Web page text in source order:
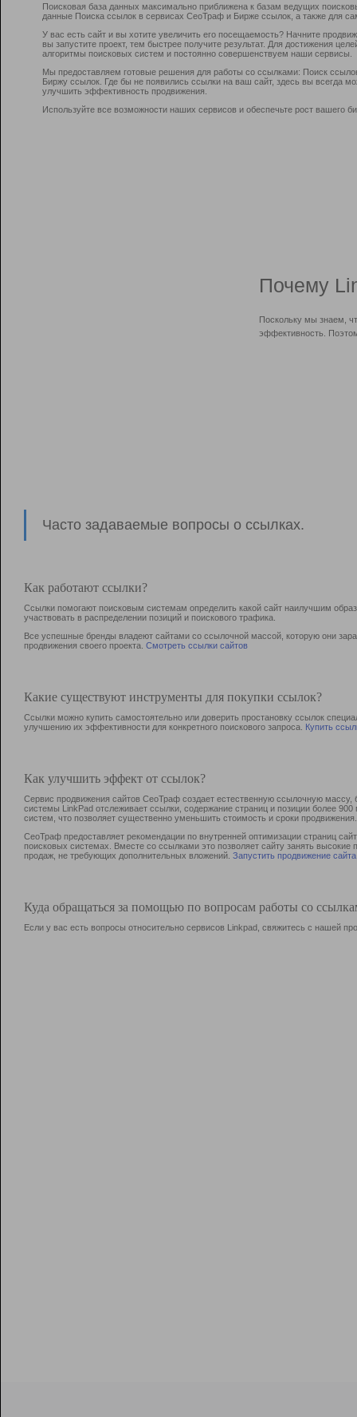
Поисковая база данных максимально приближена к базам ведущих
данные Поиска ссылок в сервисах СеоТраф и Бирже ссылок, а также для
У вас есть сайт и вы хотите увеличить его посещаемость? Начните
вы запустите проект, тем быстрее получите результат. Для достижения
алгоритмы поисковых систем и постоянно совершенствуем наши сервисы.
Мы предоставляем готовые решения для работы со ссылками: Поиск
Биржу ссылок. Где бы не появились ссылки на ваш сайт, здесь вы всегда
улучшить эффективность продвижения.
Используйте все возможности наших сервисов и обеспечьте рост вашего
Почему
Поскольку мы знаем,
эффективность.
Часто задаваемые вопросы о ссылках.
Как работают ссылки?
Ссылки помогают поисковым системам определить какой сайт наилучшим
участвовать в раcпределении позиций и поискового трафика.
Все успешные бренды владеют сайтами со ссылочной массой, которую они
продвижения своего проекта. Смотреть ссылки сайтов
Какие существуют инструменты для покупки ссылок?
Ссылки можно купить самостоятельно или доверить простановку ссылок
улучшению их эффективности для конкретного поискового запроса. Купить
Как улучшить эффект от ссылок?
Сервис продвижения сайтов СеоТраф создает естественную ссылочную
системы LinkPad отслеживает ссылки, содержание страниц и позиции более
систем, что позволяет существенно уменьшить стоимость и сроки продвижения.
СеоТраф предоставляет рекомендации по внутренней оптимизации страниц
поисковых системах. Вместе со ссылками это позволяет сайту занять
продаж, не требующих дополнительных вложений. Запустить продвижение сайта
Куда обращаться за помощью по вопросам работы со
Если у вас есть вопросы относительно сервисов Linkpad, свяжитесь с нашей